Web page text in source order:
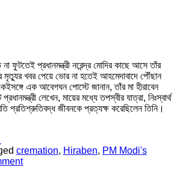
ফুটতেই প্রধানমন্ত্রী নরেন্দ্র মোদির কাছে আসে তাঁর
মৃত্যুর খবর পেয়ে ভোর না হতেই আহমেদাবাদে পৌঁছান
এক আবেগঘন পোস্টে জানান, তাঁর মা হীরাবেন
লেখেন, মায়ের মধ্যে তপস্বীর যাত্রা, নিঃস্বার্থ
প্রতিশ্রুতিবদ্ধ জীবনকে প্রত্যক্ষ করেছিলেন তিনি।
cremation, Hiraben, PM Modi's